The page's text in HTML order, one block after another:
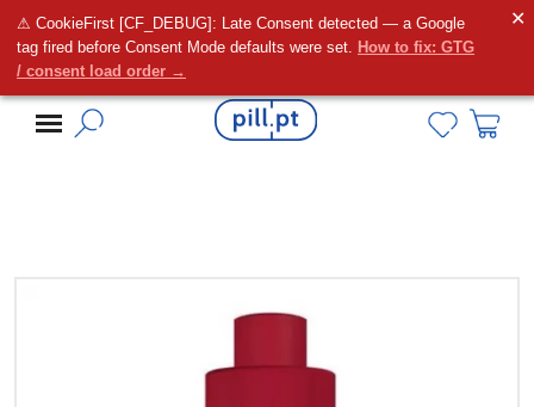
⚠ CookieFirst [CF_DEBUG]: Late Consent detected — a Google
tag fired before Consent Mode defaults were set. How to fix: GTG
/ consent load order →
✕
Alguma dúvida?